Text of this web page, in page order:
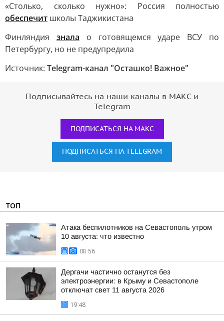
«Столько, сколько нужно»: Россия полностью
обеспечит школы Таджикистана
Финляндия знала о готовящемся ударе ВСУ по
Петербургу, но не предупредила
Источник: Telegram-канал "Осташко! Важное"
Подписывайтесь на наши каналы в МАКС и
Telegram
ПОДПИСАТЬСЯ НА МАКС
ПОДПИСАТЬСЯ НА TELEGRAM
ТОП
Атака беспилотников на Севастополь утром
10 августа: что известно
08:56
Дергачи частично останутся без
электроэнергии: в Крыму и Севастополе
отключат свет 11 августа 2026
19:48